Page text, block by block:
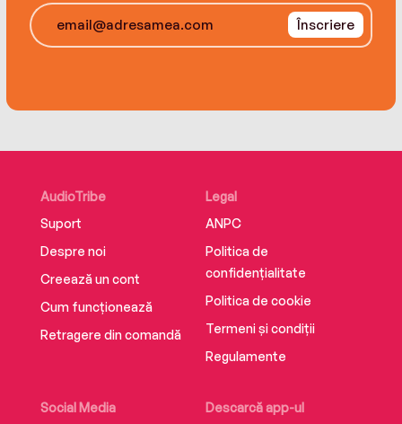
Înscriere
AudioTribe
Suport
Despre noi
Creează un cont
Cum funcționează
Retragere din comandă
Social Media
Descarcă app-ul
Legal
ANPC
Politica de
confidențialitate
Politica de cookie
Termeni și condiții
Regulamente